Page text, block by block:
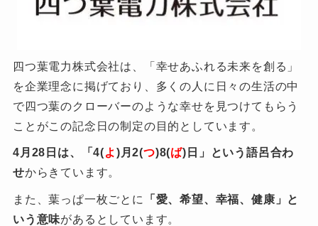
四つ葉電力株式会社は、「幸せあふれる未来を創る」
を企業理念に掲げており、多くの人に日々の生活の中
で四つ葉のクローバーのような幸せを見つけてもらう
ことがこの記念日の制定の目的としています。
4月28日は、「4(よ)月2(つ)8(ば)日」という語呂合わ
せからきています。
また、葉っぱ一枚ごとに
「愛、希望、幸福、健康」と
いう意味があるとしています。